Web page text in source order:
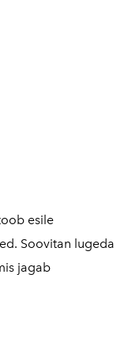
esile
Soovitan lugeda
jagab